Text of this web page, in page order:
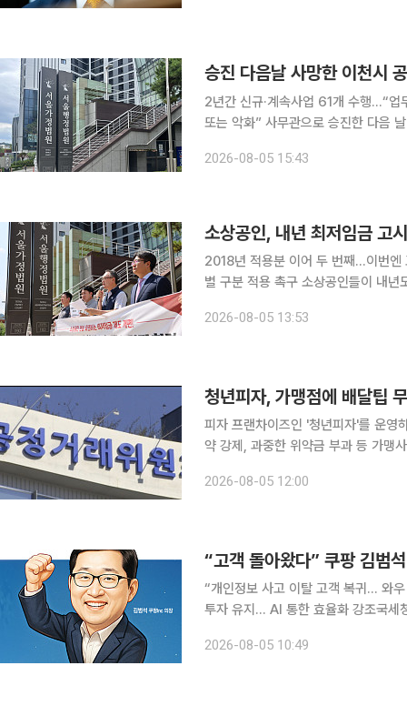
승진 다음날 사망한 이천시
2년간 신규·계속사업 61개 수행…“업
또는 악화” 사무관으로 승진한 다음 날 급성 심근경색으로 사망한 공무원에 대해 법원이 장기간 과
사)는 최근 경기도 이천시의 토목직
2026-08-05 15:43
소상공인, 내년 최저임금 고
2018년 적용분 이어 두 번째…이번
별 구분 적용 촉구 소상공인들이 내년도 최저임금 고시를 취소해달라며 다시 법정 대응에 나섰다.
헌 소지가 있다는 주장이다. 소상공
2026-08-05 13:53
청년피자, 가맹점에 배달팁
피자 프랜차이즈인 '청년피자'를 운
약 강제, 과중한 위약금 부과 등 가맹
도록 강제하고, 지정된 필수품목을 다
2026-08-05 12:00
“개인정보 사고 이탈 고객 복귀… 와
투자 유지… AI 통한 효율화 강조국
수준도 회복하고 있다고 밝혔다. 이어
2026-08-05 10:49